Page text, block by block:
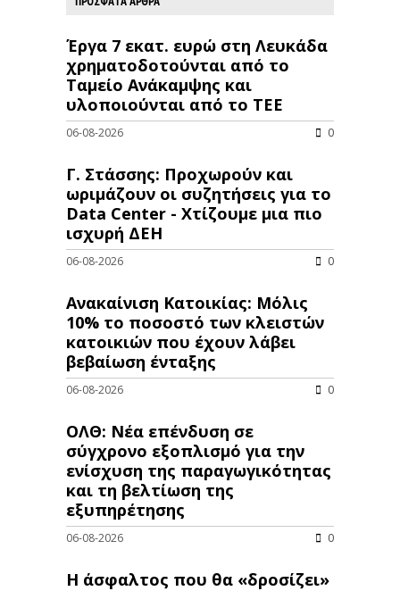
Έργα 7 εκατ. ευρώ στη Λευκάδα
χρηματοδοτούνται από το
Ταμείο Ανάκαμψης και
υλοποιούνται από το ΤΕΕ
06-08-2026 0
Γ. Στάσσης: Προχωρούν και
ωριμάζουν οι συζητήσεις για το
Data Center - Χτίζουμε μια πιο
ισχυρή ΔΕΗ
06-08-2026 0
Ανακαίνιση Κατοικίας: Μόλις
10% το ποσοστό των κλειστών
κατοικιών που έχουν λάβει
βεβαίωση ένταξης
06-08-2026 0
ΟΛΘ: Νέα επένδυση σε
σύγχρονο εξοπλισμό για την
ενίσχυση της παραγωγικότητας
και τη βελτίωση της
εξυπηρέτησης
06-08-2026 0
Η άσφαλτος που θα «δροσίζει»